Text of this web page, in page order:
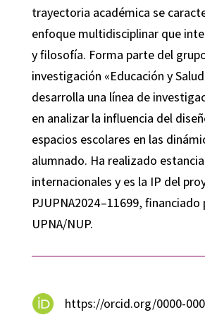
trayectoria académica se
enfoque multidisciplinar que
y filosofía. Forma parte del
investigación «Educación y
desarrolla una línea de
en analizar la influencia del
espacios escolares en las
alumnado. Ha realizado
internacionales y es la IP del
PJUPNA2024–11699, financiado
UPNA/NUP.
https://orcid.org/0000-